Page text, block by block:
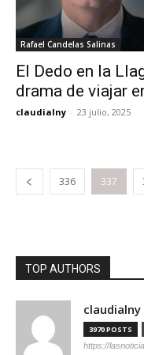
Rafael Candelas Salinas
El Dedo en la
drama de viajar
claudialny - 23 julio, 2025
336 337
TOP AUTHORS
claudialny
3970 POSTS
https://